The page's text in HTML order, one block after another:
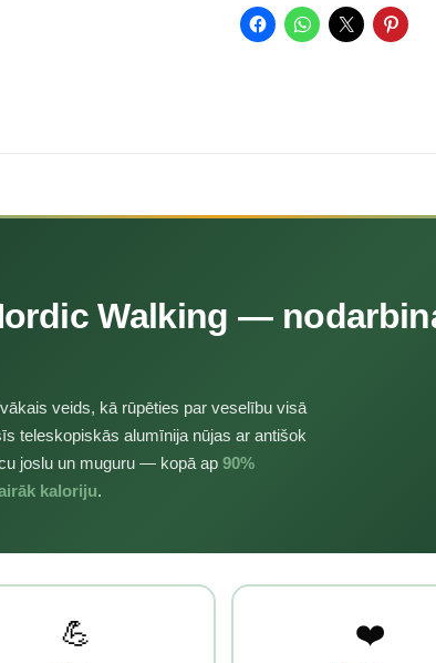
Walking —
veids, kā rūpēties par veselību visā
teleskopiskās alumīnija nūjas ar antišok
joslu un muguru — kopā ap 90%
kaloriju.
💪 ❤️